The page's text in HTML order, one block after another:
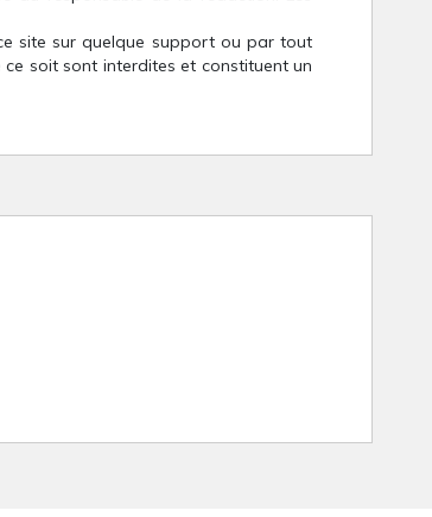
site sur quelque support ou par tout
soit sont interdites et constituent un